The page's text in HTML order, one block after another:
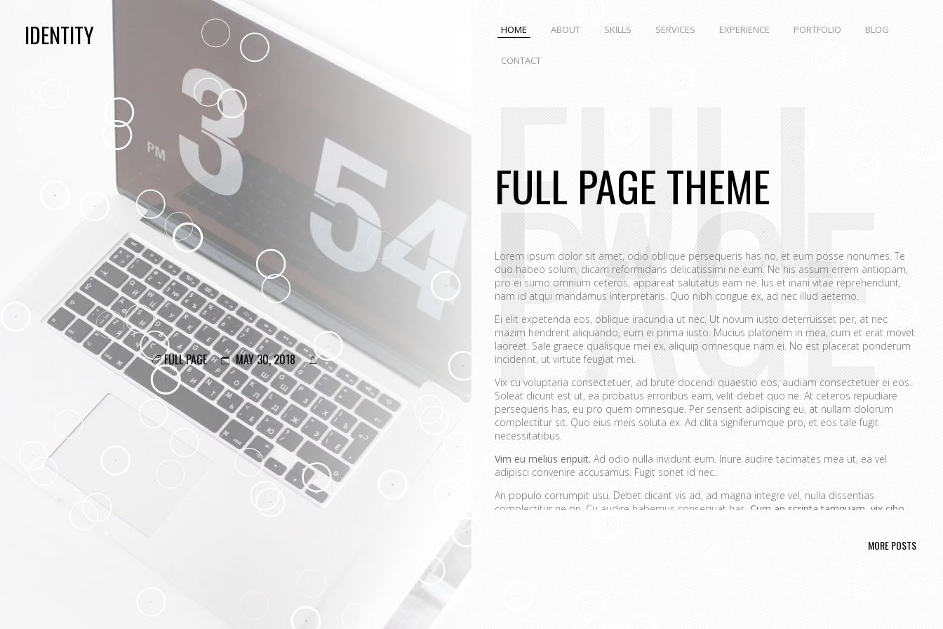
IDENTITY
FULL PAGE MAY 30, 2018
HOME ABOUT SKILLS SERVICES EXPERIENCE PORTFOLIO BLOG
CONTACT
FULL
PAGE
FULL PAGE THEME
Lorem ipsum dolor sit amet, odio oblique persequeris has no, et eum posse nonumes. Te
duo habeo solum, dicam reformidans delicatissimi ne eum. Ne his assum errem antiopam,
pro ei sumo omnium ceteros, appareat salutatus eam ne. Ius et inani vitae reprehendunt,
nam id atqui mandamus interpretaris. Quo nibh congue ex, ad nec illud aeterno.
Ei elit expetenda eos, oblique iracundia ut nec. Ut novum iusto deterruisset per, at nec
mazim hendrerit aliquando, eum ei prima iusto. Mucius platonem in mea, cum et erat movet
laoreet. Sale graece qualisque mei ex, aliquip omnesque nam ei. No est placerat ponderum
inciderint, ut virtute feugiat mei.
Vix cu voluptaria consectetuer, ad brute docendi quaestio eos, audiam consectetuer ei eos.
Soleat dicunt est ut, ea probatus erroribus eam, velit debet quo ne. At ceteros repudiare
persequeris has, eu pro quem omnesque. Per senserit adipiscing eu, at nullam dolorum
complectitur sit. Quo eius meis soluta ex. Ad clita signiferumque pro, et eos tale fugit
necessitatibus.
Vim eu melius eripuit. Ad odio nulla invidunt eum. Iriure audire tacimates mea ut, ea vel
adipisci convenire accusamus. Fugit sonet id nec.
An populo corrumpit usu. Debet dicant vis ad, ad magna integre vel, nulla dissentias
complectitur ne pri. Cu audire habemus consequat has. Cum an scripta tamquam, vix cibo
MORE POSTS